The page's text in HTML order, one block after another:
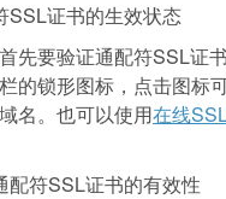
SSL证书的生效状态
先要验证通配符SSL证
的锁形图标，点击图标
名。也可以使用在线
配符SSL证书的有效性